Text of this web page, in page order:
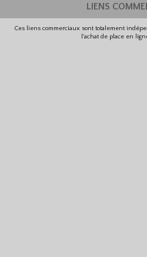
LIENS
Ces liens commerciaux sont totalement
l'achat de place en